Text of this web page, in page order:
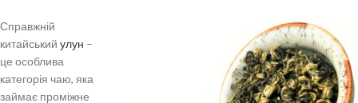
Справжній
китайський улун –
це особлива
категорія чаю, яка
займає проміжне